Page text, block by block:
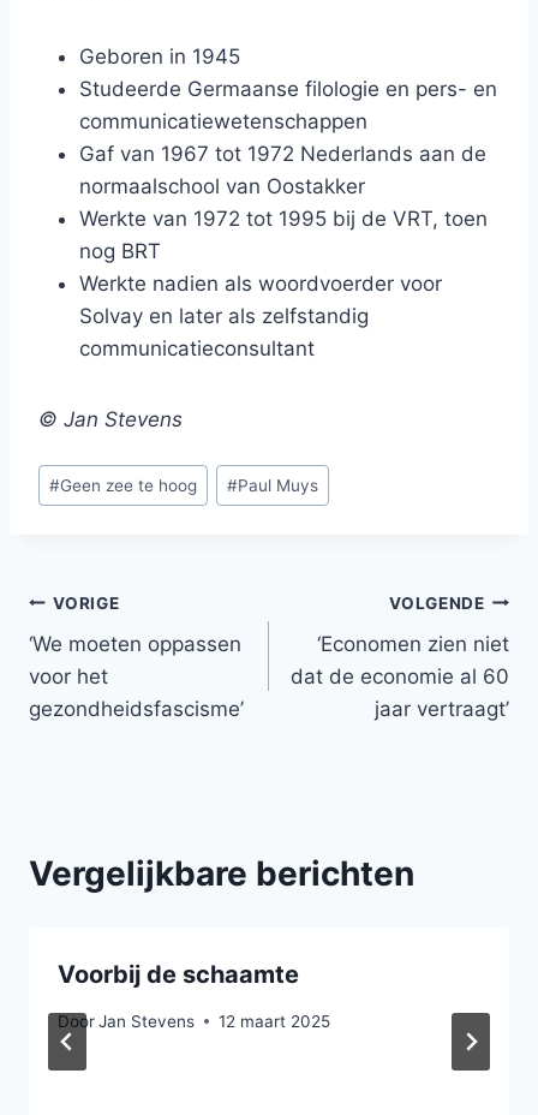
Geboren in 1945
Studeerde Germaanse filologie en pers- en
communicatiewetenschappen
Gaf van 1967 tot 1972 Nederlands aan de
normaalschool van Oostakker
Werkte van 1972 tot 1995 bij de VRT, toen
nog BRT
Werkte nadien als woordvoerder voor
Solvay en later als zelfstandig
communicatieconsultant
© Jan Stevens
Bericht
tags:
#Geen zee te hoog #Paul Muys
Bericht
navigatie
VORIGE
‘We moeten oppassen
voor het
gezondheidsfascisme’
VOLGENDE
‘Economen zien niet
dat de economie al 60
jaar vertraagt’
Vergelijkbare berichten
Voorbij de schaamte
DoorJan Stevens 12 maart 2025